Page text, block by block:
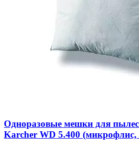
Одноразовые мешки для
Karcher WD 5.400